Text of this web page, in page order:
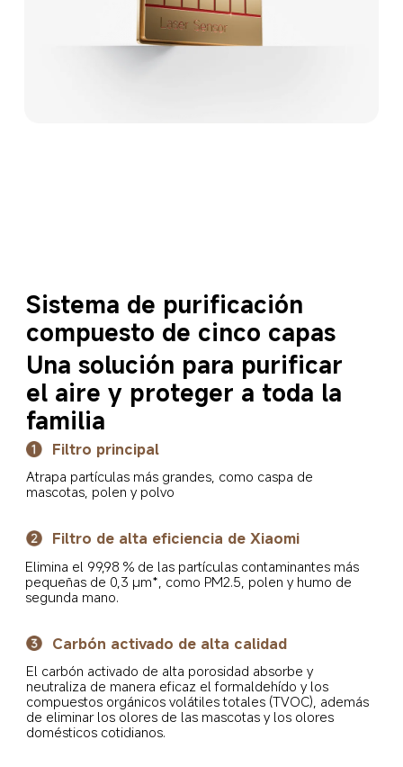
Sistema de purificación
compuesto de cinco capas
Una solución para purificar
el aire y proteger a toda la
familia
Filtro principal
Atrapa partículas más grandes, como caspa de
mascotas, polen y polvo
Filtro de alta eficiencia de Xiaomi
Elimina el 99,98 % de las partículas contaminantes más
pequeñas de 0,3 μm*, como PM2.5, polen y humo de
segunda mano.
Carbón activado de alta calidad
El carbón activado de alta porosidad absorbe y
neutraliza de manera eficaz el formaldehído y los
compuestos orgánicos volátiles totales (TVOC), además
de eliminar los olores de las mascotas y los olores
domésticos cotidianos.